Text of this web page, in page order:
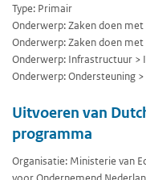
Type: Primair
Onderwerp: Zaken doen
Onderwerp: Zaken doen met
Onderwerp: Infrastructuur >
Onderwerp: Ondersteuning
Uitvoeren van
programma
Organisatie: Ministerie van